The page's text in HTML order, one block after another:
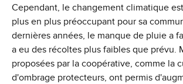
Cependant, le changement climatique
plus en plus préoccupant pour sa
dernières années, le manque de pluie a
a eu des récoltes plus faibles que prévu.
proposées par la coopérative, comme la
d'ombrage protecteurs, ont permis